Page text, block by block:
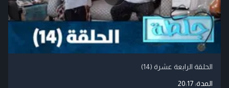
الحلقة الرابعة عشرة (14)
المدة:20:17